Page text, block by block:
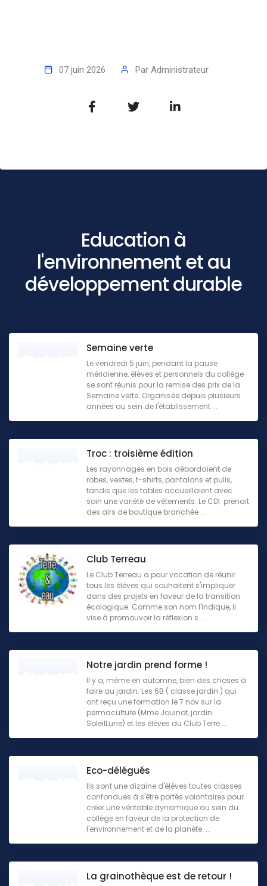
07 juin 2026 Par Administrateur
Education à
l'environnement et au
développement durable
Semaine verte
Le vendredi 5 juin, pendant la pause
méridienne, élèves et personnels du collège
se sont réunis pour la remise des prix de la
Semaine verte. Organisée depuis plusieurs
années au sein de l'établissement ...
Troc : troisième édition
Les rayonnages en bois débordaient de
robes, vestes, t-shirts, pantalons et pulls,
tandis que les tables accueillaient avec
soin une variété de vêtements. Le CDI prenait
des airs de boutique branchée ...
Club Terreau
Le Club Terreau a pour vocation de réunir
tous les élèves qui souhaitent s'impliquer
dans des projets en faveur de la transition
écologique. Comme son nom l'indique, il
vise à promouvoir la réflexion s ...
Notre jardin prend forme !
Il y a, même en automne, bien des choses à
faire au jardin. Les 6B ( classe jardin ) qui
ont reçu une formation le 7 nov sur la
permaculture (Mme Jouinot, jardin
SoleilLune) et les élèves du Club Terre ...
Eco-délégués
Ils sont une dizaine d'élèves toutes classes
confondues à s'être portés volontaires pour
créer une véritable dynamique au sein du
collège en faveur de la protection de
l'environnement et de la planète. ...
La grainothèque est de retour !